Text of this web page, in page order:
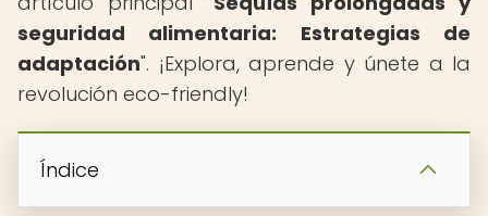
seguridad alimentaria: Estrategias de
adaptación". ¡Explora, aprende y únete a la
revolución eco-friendly!
Índice